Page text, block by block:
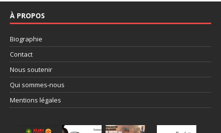
À PROPOS
Biographie
Contact
Nous soutenir
Qui sommes-nous
Mentions légales